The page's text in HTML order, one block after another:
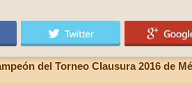
del Torneo Clausura 2016 de